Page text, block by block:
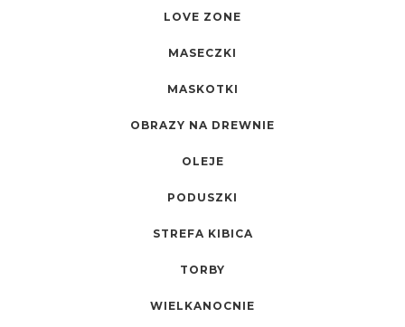
LOVE ZONE
MASECZKI
MASKOTKI
OBRAZY NA DREWNIE
OLEJE
PODUSZKI
STREFA KIBICA
TORBY
WIELKANOCNIE